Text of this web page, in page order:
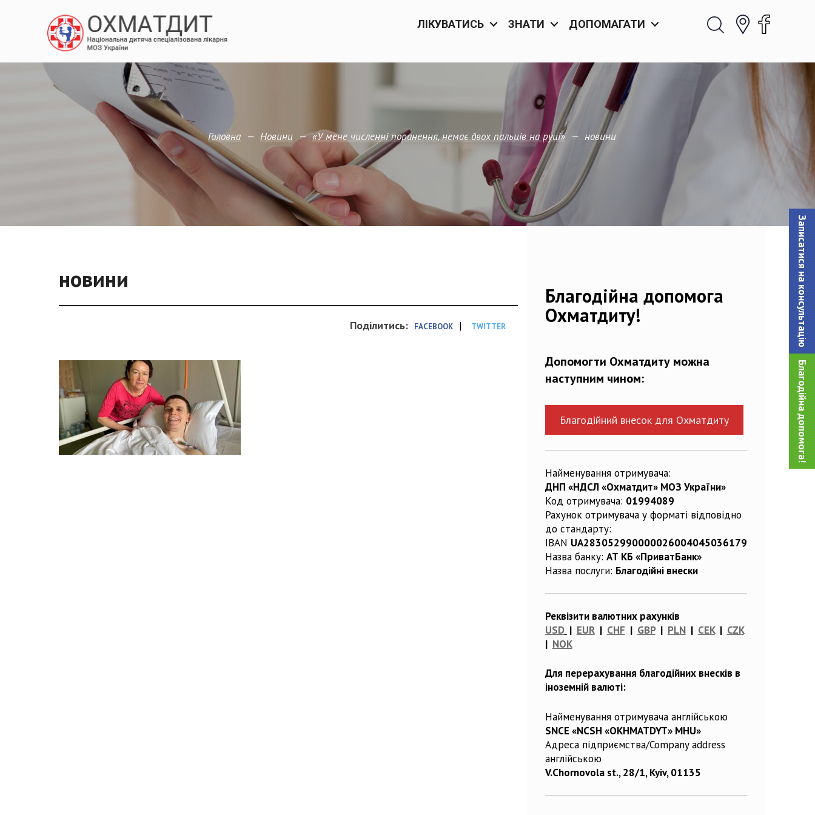
Записатися на консультацiю
Благодійна допомога!
ЛІКУВАТИСЬ ЗНАТИ ДОПОМАГАТИ
Головна — Новини — «У мене численні поранення, немає двох пальців на руці» — новини
новини
Поділитись: FACEBOOK | TWITTER
Благодійна допомога
Охматдиту!
Допомогти Охматдиту можна
наступним чином:
Благодійний внесок для Охматдиту
Найменування отримувача:
ДНП «НДСЛ «Охматдит» МОЗ України»
Код отримувача: 01994089
Рахунок отримувача у форматі відповідно
до стандарту:
IBAN UA283052990000026004045036179
Назва банку: АТ КБ «ПриватБанк»
Назва послуги: Благодійні внески
Реквізити валютних рахунків
USD | EUR| CHF | GBP| PLN| CEK| CZK
| NOK
Для перерахування благодійних внесків в
іноземній валюті:
Найменування отримувача англійською
SNCE «NCSH «OKHMATDYT» MHU»
Адреса підприємства/Company address
англійською
V.Chornovola st., 28/1, Kyiv, 01135